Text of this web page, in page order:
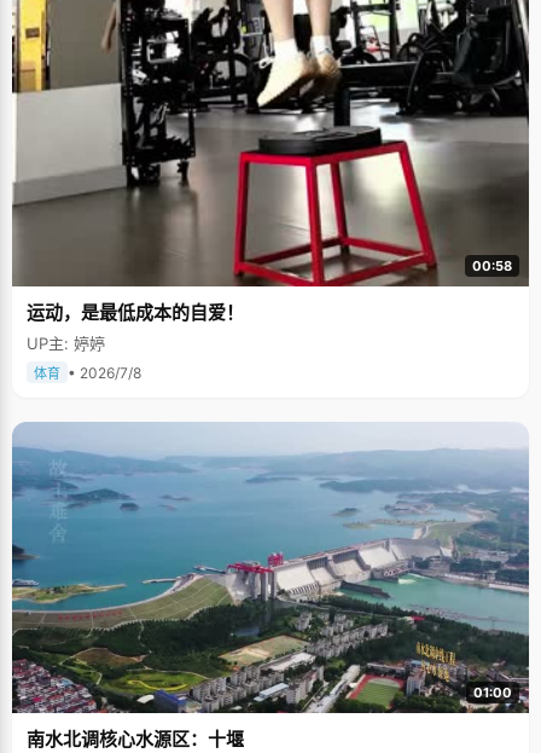
00:58
运动，是最低成本的自爱！
UP主: 婷婷
体育 • 2026/7/8
01:00
南水北调核心水源区：十堰